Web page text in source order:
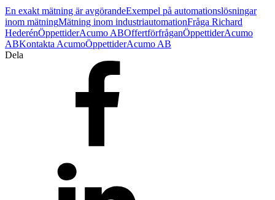
Teknisk support
Offertförfrågan
En exakt mätning är avgörandeExempel på automationslösningar
inom mätningMätning inom industriautomationFråga Richard
HederénÖppettiderAcumo ABOffertförfråganÖppettiderAcumo
ABKontakta AcumoÖppettiderAcumo AB
Dela